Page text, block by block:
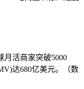
月活商家突破5000
达680亿美元。（数